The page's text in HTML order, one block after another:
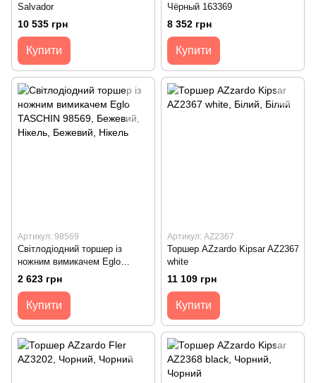
Salvador
10 535 грн
Купити
Чёрный 163369
8 352 грн
Купити
Артикул: 98569
Світлодіодний торшер із
ножним вимикачем Eglo
TASCHIN 98569
2 623 грн
Купити
Артикул: AZ2367
Торшер AZzardo Kipsar AZ2367
white
11 109 грн
Купити